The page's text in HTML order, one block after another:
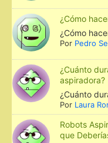
¿Cómo
¿Cómo
Por Pedro
¿Cuánto
aspiradora?
¿Cuánto
Por Laura
Robots
que